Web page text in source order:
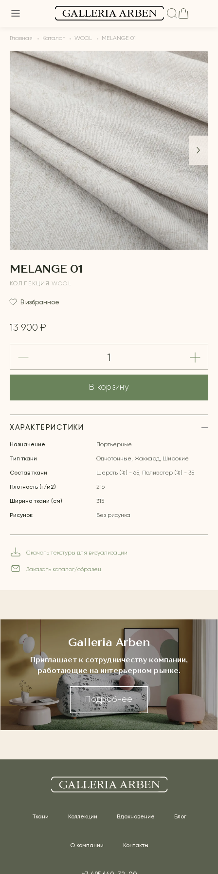
Главная Каталог WOOL MELANGE 01
MELANGE 01
КОЛЛЕКЦИЯ WOOL
В избранное
13 900 ₽
В корзину
ХАРАКТЕРИСТИКИ
Назначение Портьерные
Тип ткани Однотонные, Жаккард, Широкие
Состав ткани Шерсть (%) - 65, Полиэстер (%) - 35
Плотность (г/м2) 216
Ширина ткани (см) 315
Рисунок Без рисунка
Скачать текстуры для визуализации
Заказать каталог/образец
Galleria Arben
Приглашает к сотрудничеству компании,
работающие на интерьерном рынке.
Подробнее
Ткани Коллекции Вдохновение Блог
О компании Контакты